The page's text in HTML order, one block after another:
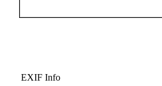
EXIF Info